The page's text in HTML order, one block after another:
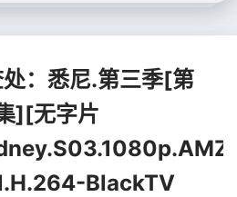
：悉尼.第三季[第
][无字片
BlackTV